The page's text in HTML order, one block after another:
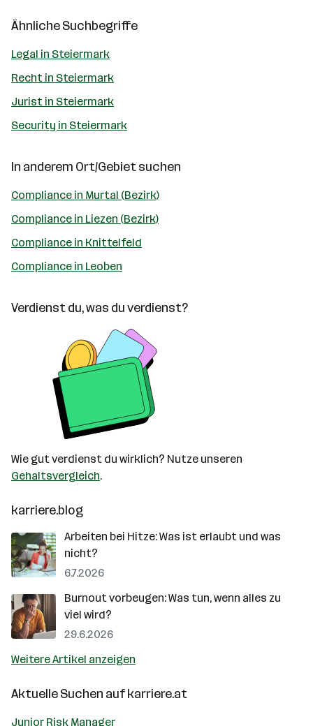
Ähnliche Suchbegriffe
Legal in Steiermark
Recht in Steiermark
Jurist in Steiermark
Security in Steiermark
In anderem Ort/Gebiet suchen
Compliance in Murtal (Bezirk)
Compliance in Liezen (Bezirk)
Compliance in Knittelfeld
Compliance in Leoben
Verdienst du, was du verdienst?
Wie gut verdienst du wirklich? Nutze unseren
Gehaltsvergleich.
karriere.blog
Arbeiten bei Hitze: Was ist erlaubt und was
nicht?
6.7.2026
Burnout vorbeugen: Was tun, wenn alles zu
viel wird?
29.6.2026
Weitere Artikel anzeigen
Aktuelle Suchen aufkarriere.at
Junior Risk Manager